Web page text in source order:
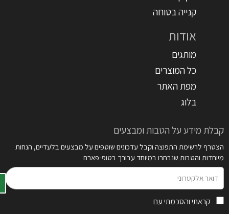
קנייה בטוחה
אודות
מותגים
כל המוצרים
מפת האתר
בלוג
קבלת מידע על הטבות ומבצעים
הצטרף לרשימת התפוצה וקבל עדכונים שוטפים על מבצעים בלעדיים, הנחות
מיוחדות והטבות שנבחרו במיוחד עבורך בטופ-פארם
אלקטרוני
קראתי והסכמתי עם